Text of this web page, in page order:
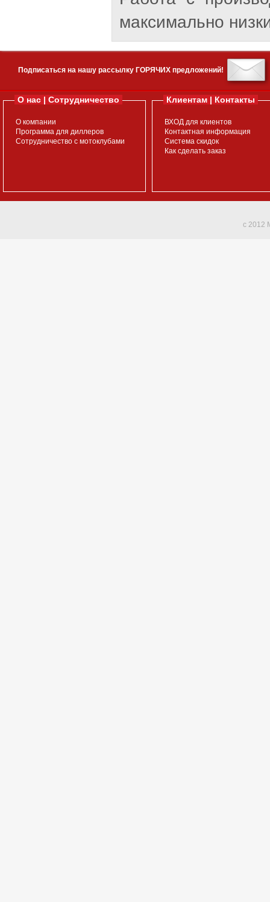
максимально
Подписаться на нашу рассылку ГОРЯЧИХ предложений!
О нас | Сотрудничество
О компании
Программа для диллеров
Сотрудничество с мотоклубами
Клиентам | Контакты
ВХОД для клиентов
Контактная информация
Система скидок
Как сделать заказ
c 2012